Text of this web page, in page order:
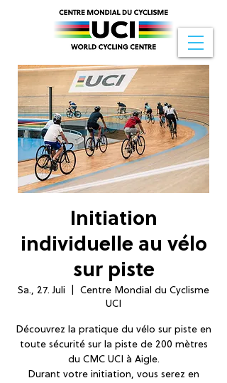
Initiation
individuelle au vélo
sur piste
Sa., 27. Juli
Centre Mondial du Cyclisme
UCI
Découvrez la pratique du vélo sur piste en
toute sécurité sur la piste de 200 mètres
du CMC UCI à Aigle.
Durant votre initiation, vous serez en